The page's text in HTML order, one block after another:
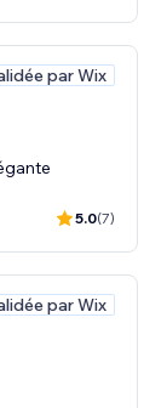
par Wix
5.0(7)
par Wix